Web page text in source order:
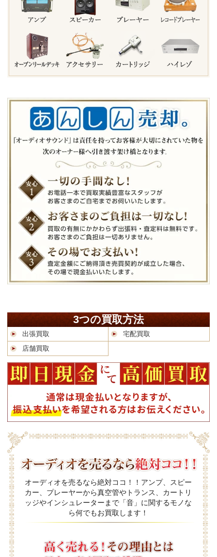
3つの買取方法
出張買取
宅配買取
店舗買取
オーディオを売るなら絶対ココ！！アンプ、スピー
カー、プレーヤーから真空管やトランス、カートリ
ッジやインシュレーターまで「音」に関するモノな
ら何でもお買取します！